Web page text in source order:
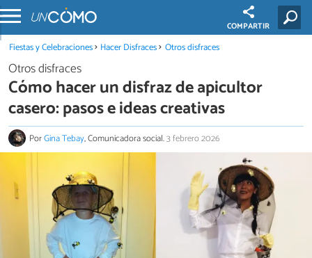
COMPARTIR
Fiestas y Celebraciones Hacer Disfraces Otros disfraces
Otros disfraces
Cómo hacer un disfraz de apicultor
casero: pasos e ideas creativas
PorGina Tebay, Comunicadora social.3 febrero 2026